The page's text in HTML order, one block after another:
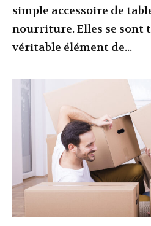
simple accessoire de
nourriture. Elles se sont
véritable élément de...